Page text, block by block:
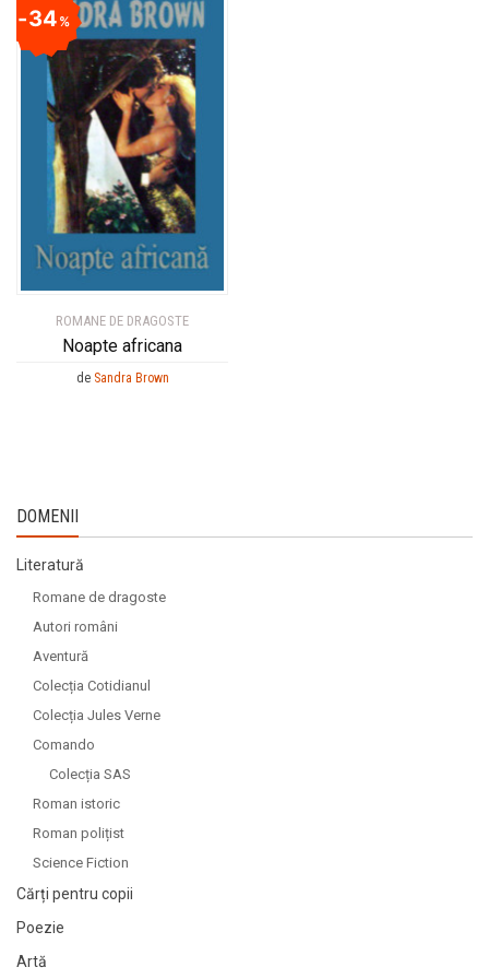
ROMANE DE DRAGOSTE
Noapte africana
34%
de Sandra Brown
DOMENII
Literatură
Romane de dragoste
Autori români
Aventură
Colecția Cotidianul
Colecția Jules Verne
Comando
Colecția SAS
Roman istoric
Roman polițist
Science Fiction
Cărți pentru copii
Poezie
Artă